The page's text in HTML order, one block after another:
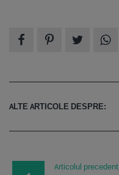
ALTE ARTICOLE DESPRE:
Articolul precedent